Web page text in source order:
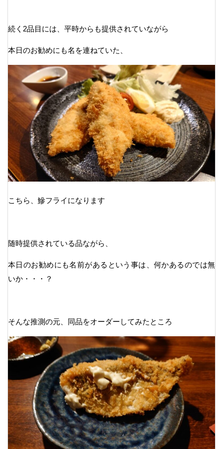
続く2品目には、平時からも提供されていながら
本日のお勧めにも名を連ねていた、
こちら、鰺フライになります
随時提供されている品ながら、
本日のお勧めにも名前があるという事は、何かあるのでは無
いか・・・？
そんな推測の元、同品をオーダーしてみたところ